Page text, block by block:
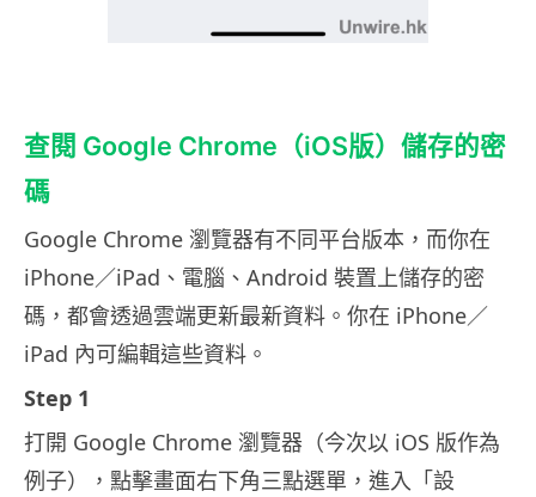
查閱 Google Chrome（iOS版）儲存的密
碼
Google Chrome 瀏覽器有不同平台版本，而你在
iPhone／iPad、電腦、Android 裝置上儲存的密
碼，都會透過雲端更新最新資料。你在 iPhone／
iPad 內可編輯這些資料。
Step 1
打開 Google Chrome 瀏覽器（今次以 iOS 版作為
例子），點擊畫面右下角三點選單，進入「設